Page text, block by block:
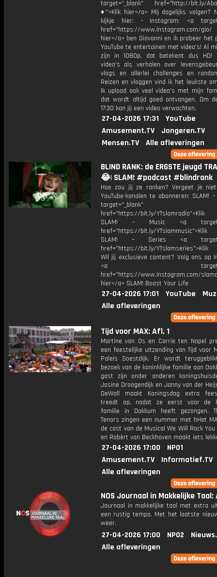
target="_blank" href="http://bit.ly/
♦">Klik hier</a> Mij dagelijks volgen?
kijkje hier: - Instagram: <a
href="https://www.instagram.com/
hier</a> ben Giovanni en ik probeer het
YouTube te entertainen met video's! Al
zijn in 1080p, dat betekent dus HD!
video's als verhalen over
vlogs en allerlei challenges en
Reizen en vloggen vind ik het leukste
Ik upload ook veel video's met mijn
dat wordt altijd goed ontvangen. Om
17:30 kan jij een video verwachten.
27-04-2026 17:31
YouTube
Amusement.TV
Jongeren.TV
Mensen.TV
Alle afleveringen
BLIND RANK: de ERGSTE jeugd
😂| SLAM! #podcast #blindrank
Hoe zou jij ze ranken? Vergeet je
YouTube-kanalen te abonneren: SLAM!
target="_blank"
href="https://bit.ly/
SLAM! – Music <a
href="https://bit.ly/
SLAM! – Series <a
href="https://bit.ly/
Wil jij exclusieve content? Volg ons op
<a
href="https://www.instagram.com/
hier</a> SLAM! Boost Your Life
27-04-2026 17:01 YouTube
Alle afleveringen
Tijd voor MAX: Afl. 1
Martine van Os en Carrie ten Napel
een feestelijke uitzending van Tijd voor
Paleis Soestdijk. Er wordt
bezoek van de koninklijke familie aan
gast zijn onder anderen
Josine Droogendijk en Janny van der
DeWall maakt Koningsdag extra
treedt op, nadat ze eerst voor de
familie in Dokkum heeft gezongen.
Tenors zingen een nummer met hHet
de cast van de Musical We Will Rock
en Robèrt van Beckhoven maakt iets
27-04-2026 17:00
NPO1
Amusement.TV
Informatief.TV
Alle afleveringen
NOS Journaal in Makkelijke
Journaal in makkelijke taal met extra
een rustig tempo. Met het laatste
weer.
27-04-2026 17:00 NPO2
Alle afleveringen